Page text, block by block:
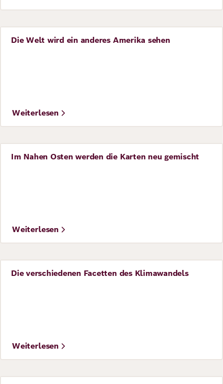
Perspective
Die Welt wird ein anderes Amerika sehen
Weiterlesen
Perspective
Im Nahen Osten werden die Karten neu gemischt
Weiterlesen
Perspective
Die verschiedenen Facetten des Klimawandels
Weiterlesen